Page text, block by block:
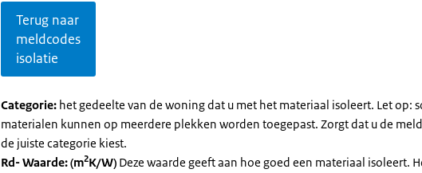
Terug naar
meldcodes
isolatie
Categorie: het gedeelte van de woning dat u met het materiaal isoleert. Let op:
materialen kunnen op meerdere plekken worden toegepast. Zorgt dat u de
de juiste categorie kiest.
Rd- Waarde: (m2K/W) Deze waarde geeft aan hoe goed een materiaal isoleert.